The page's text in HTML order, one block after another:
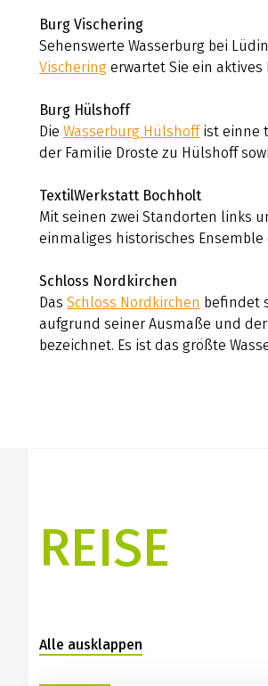
Burg Vischering
Sehenswerte Wasserburg bei
Vischering erwartet Sie ein
Burg Hülshoff
DieWasserburg Hülshoffist einne
der Familie Droste zu Hülshoff
TextilWerkstatt Bochholt
Mit seinen zwei Standorten links
einmaliges historisches
Schloss Nordkirchen
DasSchloss Nordkirchen befindet
aufgrund seiner Ausmaße und
bezeichnet. Es ist das größte
REISE
Alle ausklappen